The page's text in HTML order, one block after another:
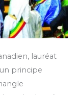
lauréat
principe